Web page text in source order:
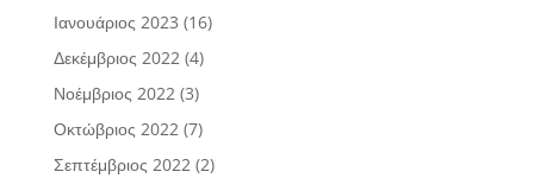
Ιανουάριος 2023 (16)
Δεκέμβριος 2022(4)
Νοέμβριος 2022(3)
Οκτώβριος 2022(7)
Σεπτέμβριος 2022(2)